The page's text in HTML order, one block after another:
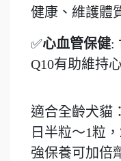
健康、維護體
✅心血管保健:
Q10有助維持
適合全齡犬貓
日半粒～1粒
強保養可加倍